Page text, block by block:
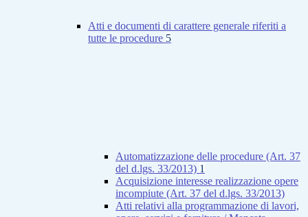
Atti e documenti di carattere generale riferiti a
tutte le procedure 5
Automatizzazione delle procedure (Art. 37
del d.lgs. 33/2013) 1
Acquisizione interesse realizzazione opere
incompiute (Art. 37 del d.lgs. 33/2013)
Atti relativi alla programmazione di lavori,